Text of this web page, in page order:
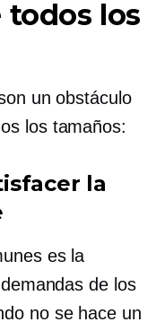
todos los
un obstáculo
los tamaños:
la
es la
de los
no se hace un